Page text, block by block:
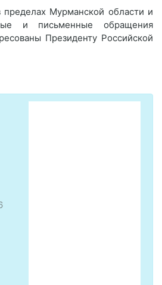
пределах Мурманской области и
и письменные обращения
Президенту Российской